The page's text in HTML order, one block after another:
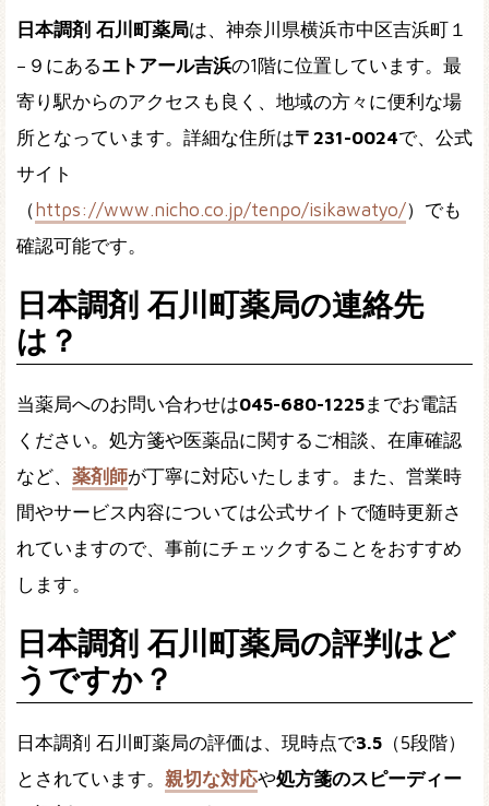
日本調剤 石川町薬局は、神奈川県横浜市中区吉浜町１
−９にあるエトアール吉浜の1階に位置しています。最
寄り駅からのアクセスも良く、地域の方々に便利な場
所となっています。詳細な住所は〒231-0024で、公式
サイト
（https://www.nicho.co.jp/tenpo/isikawatyo/）でも
確認可能です。
日本調剤 石川町薬局の連絡先
は？
当薬局へのお問い合わせは045-680-1225までお電話
ください。処方箋や医薬品に関するご相談、在庫確認
など、 薬剤師が丁寧に対応いたします。また、営業時
間やサービス内容については公式サイトで随時更新さ
れていますので、事前にチェックすることをおすすめ
します。
日本調剤 石川町薬局の評判はど
うですか？
日本調剤 石川町薬局の評価は、現時点で3.5 （5段階）
とされています。 親切な対応や処方箋のスピーディー